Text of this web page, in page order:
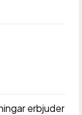
erbjuder